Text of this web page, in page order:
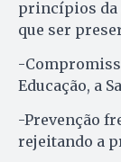
princípios da
que ser
-
Educação, a
-Prevenção
rejeitando a